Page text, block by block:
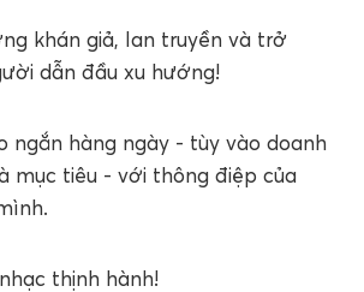
khán giả, lan truyền và trở
dẫn đầu xu hướng!
ngắn hàng ngày - tùy vào doanh
mục tiêu - với thông điệp của
thịnh hành!